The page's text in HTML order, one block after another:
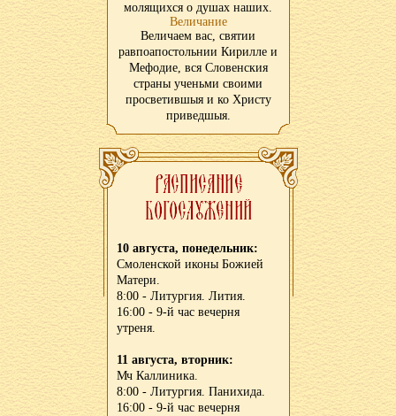
молящихся о душах наших.
Величание
Величаем вас, святии
равпоапостольнии Кирилле и
Мефодие, вся Словенския
страны ученьми своими
просветившыя и ко Христу
приведшыя.
10 августа, понедельник:
Смоленской иконы Божией
Матери.
8:00 - Литургия. Лития.
16:00 - 9-й час вечерня
утреня.
11 августа, вторник:
Мч Каллиника.
8:00 - Литургия. Панихида.
16:00 - 9-й час вечерня